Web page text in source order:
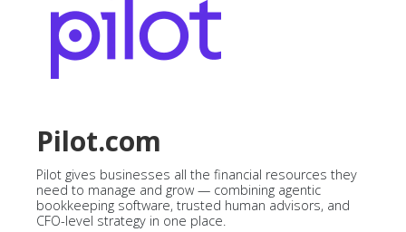
Pilot.com
Pilot gives businesses all the financial resources they
need to manage and grow — combining agentic
bookkeeping software, trusted human advisors, and
CFO-level strategy in one place.